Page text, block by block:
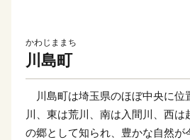
かわじままち
川島町
川島町は埼玉県のほぼ中央に位
川、東は荒川、南は入間川、西は
の郷として知られ、豊かな自然が